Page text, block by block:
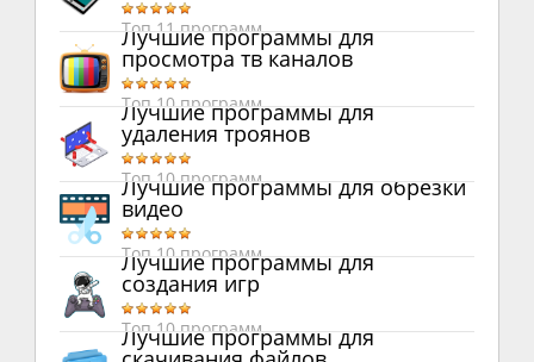
Топ 11 программ
Лучшие программы для
просмотра тв каналов
Топ 10 программ
Лучшие программы для
удаления троянов
Топ 10 программ
Лучшие программы для обрезки
видео
Топ 10 программ
Лучшие программы для
создания игр
Топ 10 программ
Лучшие программы для